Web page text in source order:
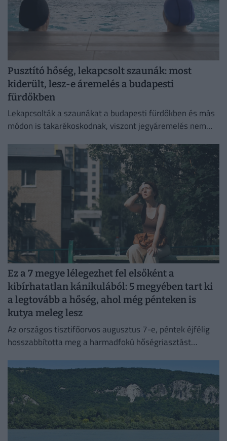
Pusztító hőség, lekapcsolt szaunák: most
kiderült, lesz-e áremelés a budapesti
fürdőkben
Lekapcsolták a szaunákat a budapesti fürdőkben és más
módon is takarékoskodnak, viszont jegyáremelés nem
Ez a 7 megye lélegezhet fel elsőként a
kibírhatatlan kánikulából: 5 megyében tart ki
a legtovább a hőség, ahol még pénteken is
kutya meleg lesz
Az országos tisztifőorvos augusztus 7-e, péntek éjfélig
hosszabbította meg a harmadfokú hőségriasztást
fellélegezhetünk.